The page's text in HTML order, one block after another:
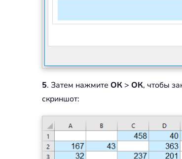
5. Затем нажмите ОК > ОК, чтобы
скриншот: